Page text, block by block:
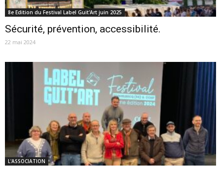
8e Edition du Festival Label Guit'Art juin 2025
Sécurité, prévention, accessibilité.
22 mai 2024
L'ASSOCIATION